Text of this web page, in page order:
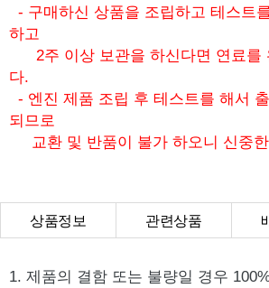
- 구매하신 상품을 조립하고 테스트
하고
2주 이상 보관을 하신다면 연료를
다.
- 엔진 제품 조립 후 테스트를 해서
되므로
교환 및 반품이 불가 하오니 신중
상품정보 관련상품
1. 제품의 결함 또는 불량일 경우